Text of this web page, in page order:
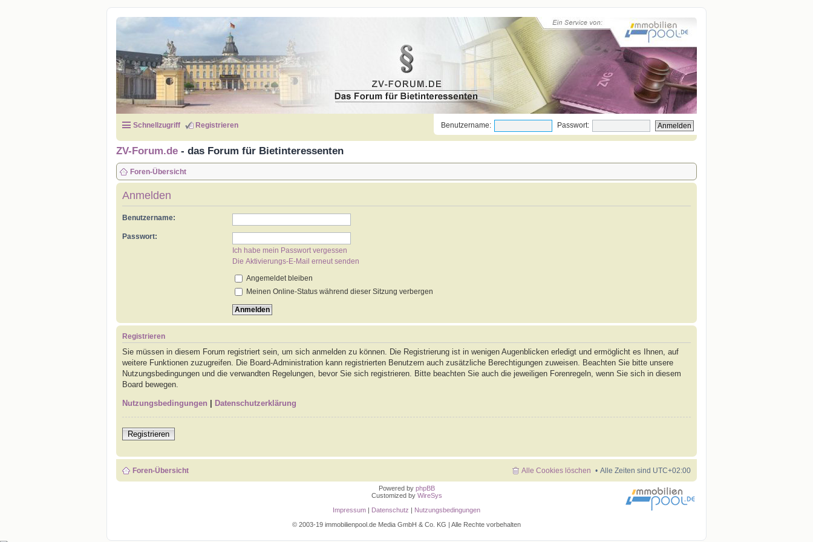
Schnellzugriff Registrieren Benutzername: Passwort:
ZV-Forum.de - das Forum für Bietinteressenten
Foren-Übersicht
Anmelden
Benutzername:
Passwort:
Ich habe mein Passwort vergessen
Die Aktivierungs-E-Mail erneut senden
Angemeldet bleiben
Meinen Online-Status während dieser Sitzung verbergen
Registrieren
Sie müssen in diesem Forum registriert sein, um sich anmelden zu können. Die Registrierung ist in wenigen Augenblicken erledigt und ermöglicht es Ihnen, auf
weitere Funktionen zuzugreifen. Die Board-Administration kann registrierten Benutzern auch zusätzliche Berechtigungen zuweisen. Beachten Sie bitte unsere
Nutzungsbedingungen und die verwandten Regelungen, bevor Sie sich registrieren. Bitte beachten Sie auch die jeweiligen Forenregeln, wenn Sie sich in diesem
Board bewegen.
Nutzungsbedingungen Datenschutzerklärung
Registrieren
Foren-Übersicht Alle Zeiten sind UTC+02:00
Alle Cookies löschen
Powered by phpBB
Customized by WireSys
Impressum
Datenschutz
Nutzungsbedingungen
© 2003-19 immobilienpool.de Media GmbH & Co. KG | Alle Rechte vorbehalten